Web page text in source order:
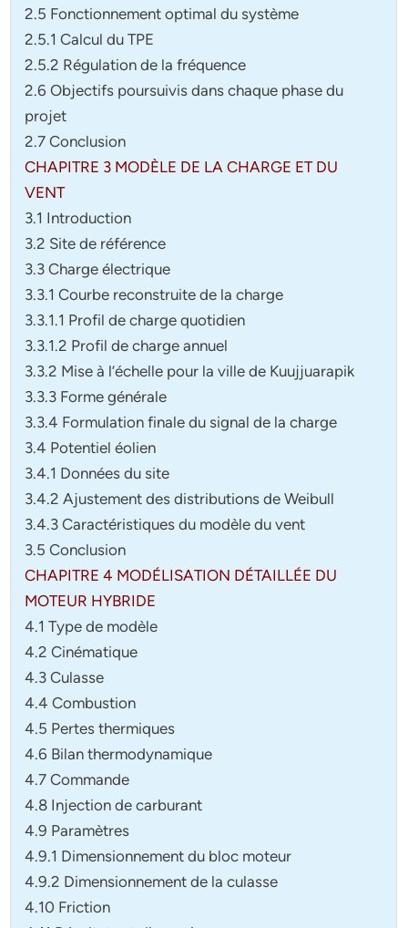
2.5 Fonctionnement optimal du système
2.5.1 Calcul du TPE
2.5.2 Régulation de la fréquence
2.6 Objectifs poursuivis dans chaque phase du
projet
2.7 Conclusion
CHAPITRE 3 MODÈLE DE LA CHARGE ET DU
VENT
3.1 Introduction
3.2 Site de référence
3.3 Charge électrique
3.3.1 Courbe reconstruite de la charge
3.3.1.1 Profil de charge quotidien
3.3.1.2 Profil de charge annuel
3.3.2 Mise à l’échelle pour la ville de Kuujjuarapik
3.3.3 Forme générale
3.3.4 Formulation finale du signal de la charge
3.4 Potentiel éolien
3.4.1 Données du site
3.4.2 Ajustement des distributions de Weibull
3.4.3 Caractéristiques du modèle du vent
3.5 Conclusion
CHAPITRE 4 MODÉLISATION DÉTAILLÉE DU
MOTEUR HYBRIDE
4.1 Type de modèle
4.2 Cinématique
4.3 Culasse
4.4 Combustion
4.5 Pertes thermiques
4.6 Bilan thermodynamique
4.7 Commande
4.8 Injection de carburant
4.9 Paramètres
4.9.1 Dimensionnement du bloc moteur
4.9.2 Dimensionnement de la culasse
4.10 Friction